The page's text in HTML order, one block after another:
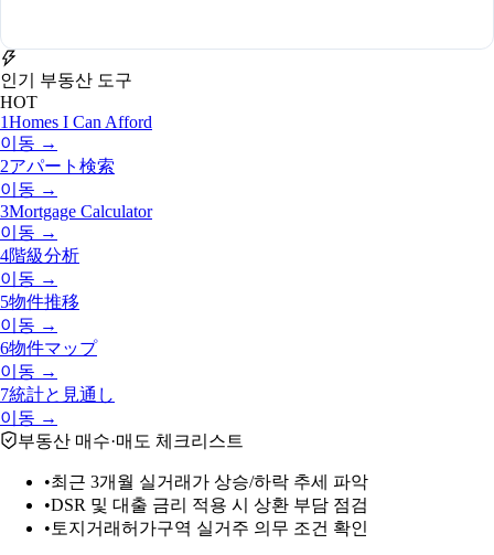
인기 부동산 도구
HOT
1Homes I Can Afford
이동 →
2アパート検索
이동 →
3Mortgage Calculator
이동 →
4階級分析
이동 →
5物件推移
이동 →
6物件マップ
이동 →
7統計と見通し
이동 →
부동산 매수·매도 체크리스트
•최근 3개월 실거래가 상승/하락 추세 파악
•DSR 및 대출 금리 적용 시 상환 부담 점검
• 토지거래허가구역 실거주 의무 조건 확인